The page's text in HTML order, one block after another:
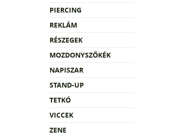
PIERCING
REKLÁM
RÉSZEGEK
MOZDONYSZŐKÉK
NAPISZAR
STAND-UP
TETKÓ
VICCEK
ZENE